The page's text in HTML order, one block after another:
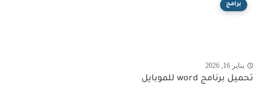
برامج
يناير 16, 2026
تحميل برنامج word للموبايل